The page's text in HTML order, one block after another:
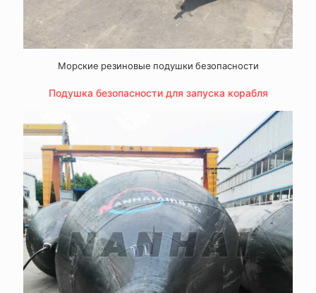
Морские резиновые подушки безопасности
Подушка безопасности для запуска корабля